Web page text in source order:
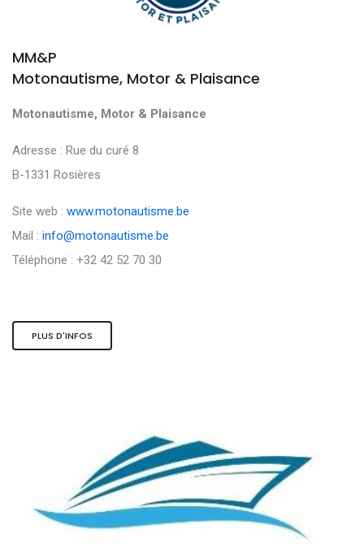
MM&P
Motonautisme, Motor & Plaisance
Motonautisme, Motor & Plaisance
Adresse : Rue du curé 8
B-1331 Rosières
Site web : www.motonautisme.be
Mail : info@motonautisme.be
Téléphone : +32 42 52 70 30
PLUS D'INFOS